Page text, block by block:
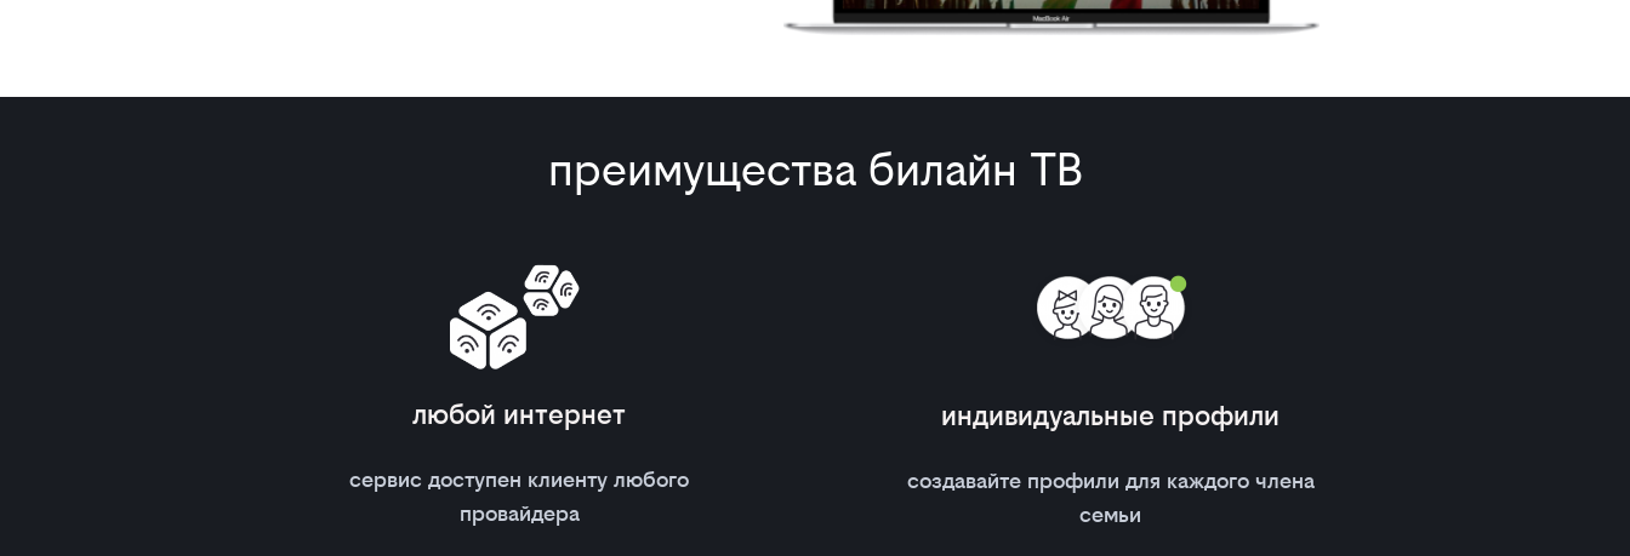
преимущества билайн ТВ
любой интернет
сервис доступен клиенту любого
провайдера
индивидуальные профили
создавайте профили для каждого члена
семьи